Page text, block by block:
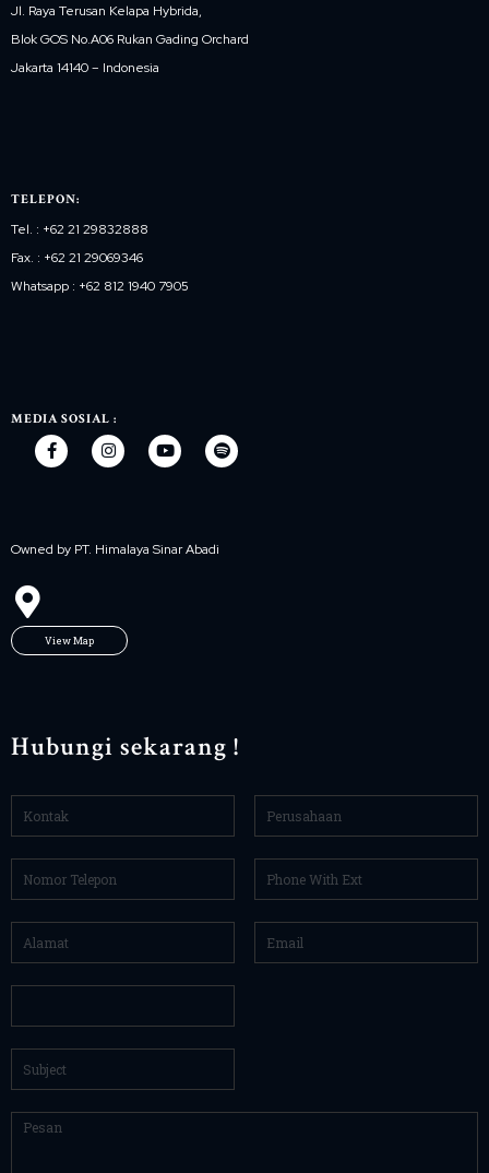
Jl. Raya Terusan Kelapa Hybrida,
Blok GOS No.A06 Rukan Gading Orchard
Jakarta 14140 – Indonesia
TELEPON:
Tel. : +62 21 29832888
Fax. : +62 21 29069346
Whatsapp : +62 812 1940 7905
MEDIA SOSIAL :
Owned by PT. Himalaya Sinar Abadi
View Map
Hubungi sekarang !